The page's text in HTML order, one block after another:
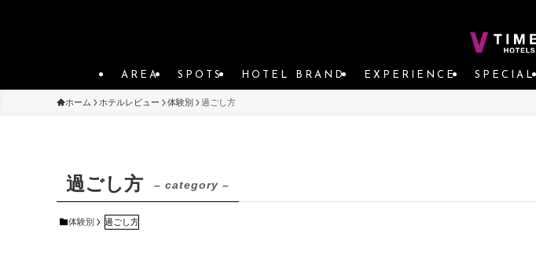
AREA SPOTS HOTEL BRAND EXPERIENCE SPECIAL
ホーム ホテルレビュー 体験別 過ごし方
過ごし方 – category –
体験別 過ごし方